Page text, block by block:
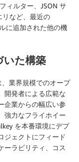
ィルター、JSON サ
リなど、最近の
に追加された他の機
いた構築
業界規模でのオープ
開発者による広範な
企業からの幅広い参
強力なフライホイー
を本番環境にデプ
ジェクトにフィード
ーラビリティ、コス